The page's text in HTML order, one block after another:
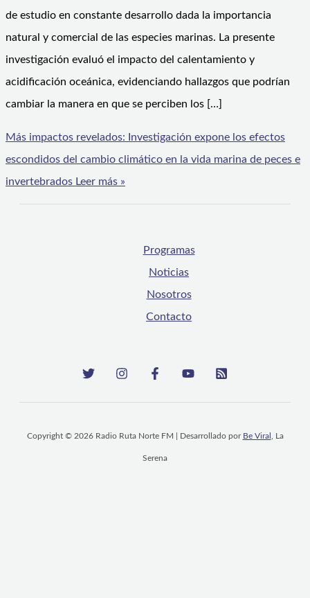
de estudio en constante desarrollo dada la importancia
natural y comercial de las especies marinas. La presente
investigación evaluó el impacto del calentamiento y
acidificación oceánica, evidenciando hallazgos que podrían
cambiar la manera en que se perciben los […]
Más impactos revelados: Investigación expone los efectos
escondidos del cambio climático en la vida marina de peces e
invertebrados Leer más »
Programas
Noticias
Nosotros
Contacto
Copyright © 2026 Radio Ruta Norte FM | Desarrollado por Be Viral , La
Serena